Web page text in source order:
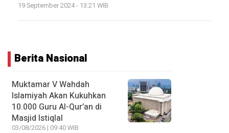
19 September 2024 - 13:21 WIB
Berita Nasional
Muktamar V Wahdah
Islamiyah Akan Kukuhkan
10.000 Guru Al-Qur’an di
Masjid Istiqlal
03/08/2026 | 09:40 WIB